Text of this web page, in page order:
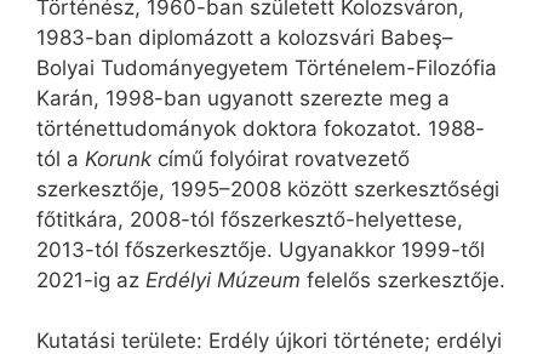
Történész, 1960-ban született Kolozsváron,
1983-ban diplomázott a kolozsvári Babeş–
Bolyai Tudományegyetem Történelem-Filozófia
Karán, 1998-ban ugyanott szerezte meg a
történettudományok doktora fokozatot. 1988-
tól a Korunk című folyóirat rovatvezető
szerkesztője, 1995–2008 között szerkesztőségi
főtitkára, 2008-tól főszerkesztő-helyettese,
2013-tól főszerkesztője. Ugyanakkor 1999-től
2021-ig az Erdélyi Múzeum felelős szerkesztője.
Kutatási területe: Erdély újkori története; erdélyi